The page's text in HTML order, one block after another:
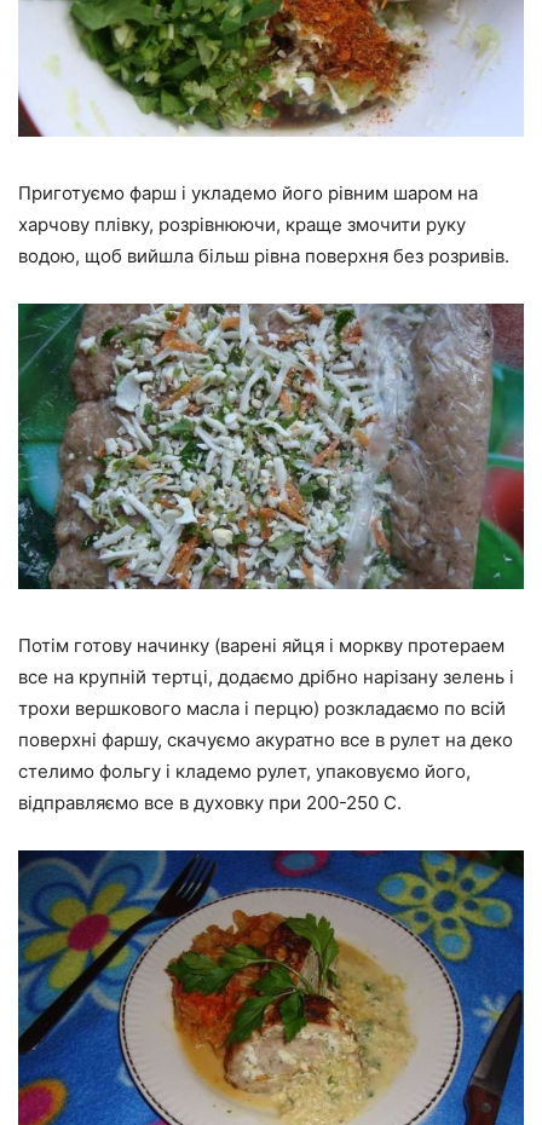
Приготуємо фарш і укладемо його рівним шаром на
харчову плівку, розрівнюючи, краще змочити руку
водою, щоб вийшла більш рівна поверхня без розривів.
Потім готову начинку (варені яйця і моркву протераем
все на крупній тертці, додаємо дрібно нарізану зелень і
трохи вершкового масла і перцю) розкладаємо по всій
поверхні фаршу, скачуємо акуратно все в рулет на деко
стелимо фольгу і кладемо рулет, упаковуємо його,
відправляємо все в духовку при 200-250 С.